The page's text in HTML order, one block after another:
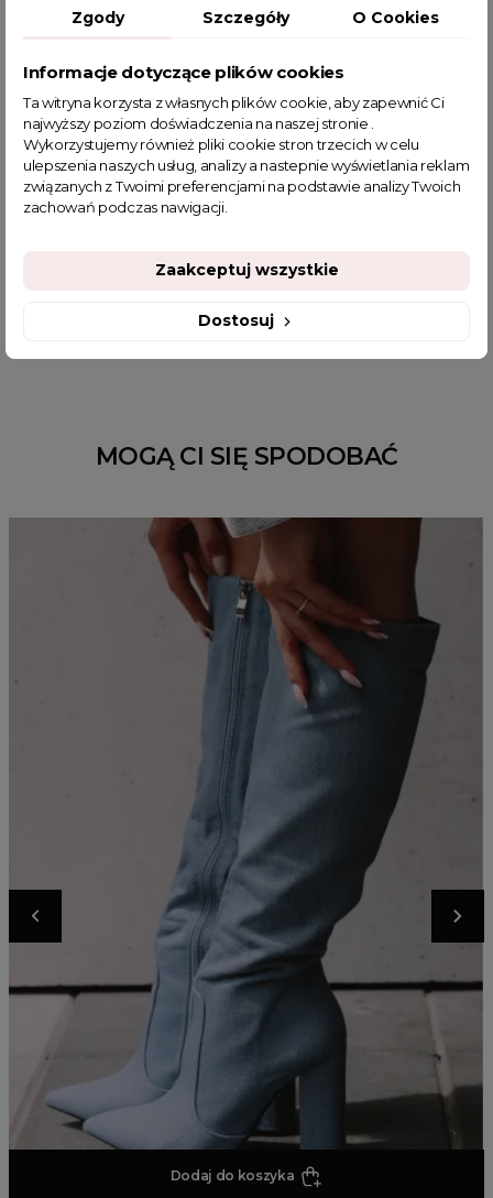
komplet ze spodniami
komplet sportowy
Komplet dresowy
dresowy komplet
komplet z bluzą
codzienny komplet
komplet dresowy trzy w jednym
komplet 3w1
komplet z topem i bluzą
dresy damski komplet
sklep z odzieżą damską
najmodniejsze komplety damskie
MOGĄ CI SIĘ SPODOBAĆ
Dodaj do koszyka
Zgody Szczegóły O Cookies
Informacje dotyczące plików cookies
Ta witryna korzysta z własnych plików cookie, aby zapewnić Ci
najwyższy poziom doświadczenia na naszej stronie .
Wykorzystujemy również pliki cookie stron trzecich w celu
ulepszenia naszych usług, analizy a nastepnie wyświetlania reklam
związanych z Twoimi preferencjami na podstawie analizy Twoich
zachowań podczas nawigacji.
Dostosuj
Zaakceptuj wszystkie